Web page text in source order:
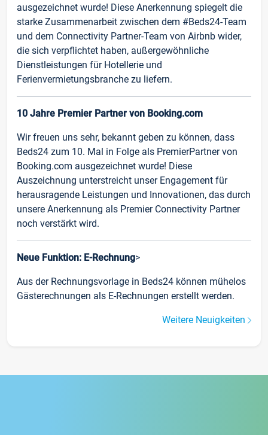
ausgezeichnet wurde! Diese Anerkennung spiegelt die
starke Zusammenarbeit zwischen dem #Beds24-Team
und dem Connectivity Partner-Team von Airbnb wider,
die sich verpflichtet haben, außergewöhnliche
Dienstleistungen für Hotellerie und
Ferienvermietungsbranche zu liefern.
10 Jahre Premier Partner von Booking.com
Wir freuen uns sehr, bekannt geben zu können, dass
Beds24 zum 10. Mal in Folge als PremierPartner von
Booking.com ausgezeichnet wurde! Diese
Auszeichnung unterstreicht unser Engagement für
herausragende Leistungen und Innovationen, das durch
unsere Anerkennung als Premier Connectivity Partner
noch verstärkt wird.
Neue Funktion: E-Rechnung>
Aus der Rechnungsvorlage in Beds24 können mühelos
Gästerechnungen als E-Rechnungen erstellt werden.
Weitere Neuigkeiten